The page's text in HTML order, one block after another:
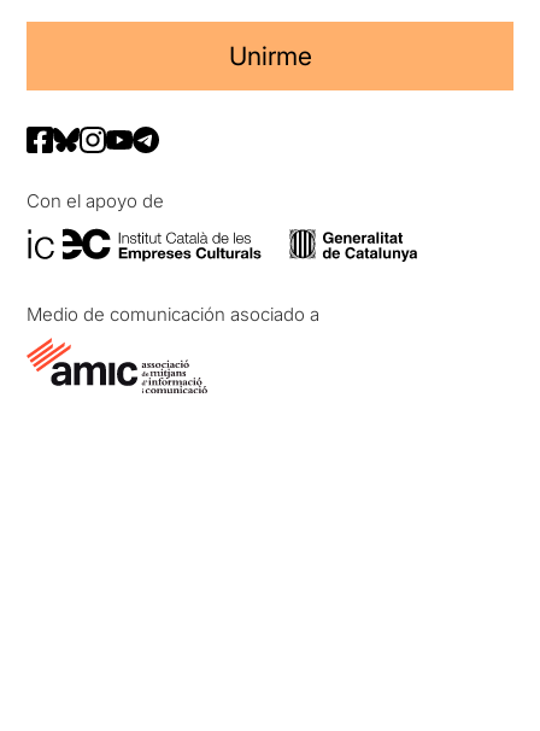
Unirme
Con el apoyo de
Medio de comunicación asociado a